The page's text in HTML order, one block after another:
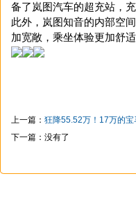
备了岚图汽车的超充站，
此外，岚图知音的内部空
加宽敞，乘坐体验更加舒适
上一篇： 狂降55.52万！17万的
下一篇：没有了